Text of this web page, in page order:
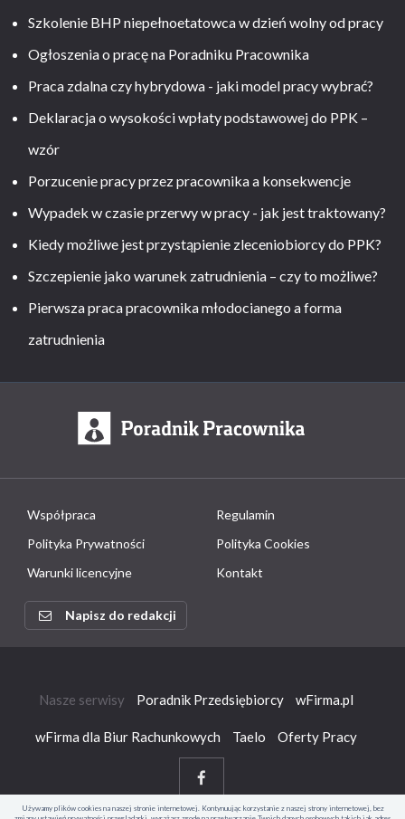
Szkolenie BHP niepełnoetatowca w dzień wolny od pracy
Ogłoszenia o pracę na Poradniku Pracownika
Praca zdalna czy hybrydowa - jaki model pracy wybrać?
Deklaracja o wysokości wpłaty podstawowej do PPK –
wzór
Porzucenie pracy przez pracownika a konsekwencje
Wypadek w czasie przerwy w pracy - jak jest traktowany?
Kiedy możliwe jest przystąpienie zleceniobiorcy do PPK?
Szczepienie jako warunek zatrudnienia – czy to możliwe?
Pierwsza praca pracownika młodocianego a forma
zatrudnienia
Współpraca
Regulamin
Polityka Prywatności
Polityka Cookies
Warunki licencyjne
Kontakt
Napisz do redakcji
Nasze serwisy Poradnik Przedsiębiorcy wFirma.pl
wFirma dla Biur Rachunkowych Taelo Oferty Pracy
Używamy plików cookies na naszej stronie internetowej. Kontynuując korzystanie z naszej strony internetowej, bez